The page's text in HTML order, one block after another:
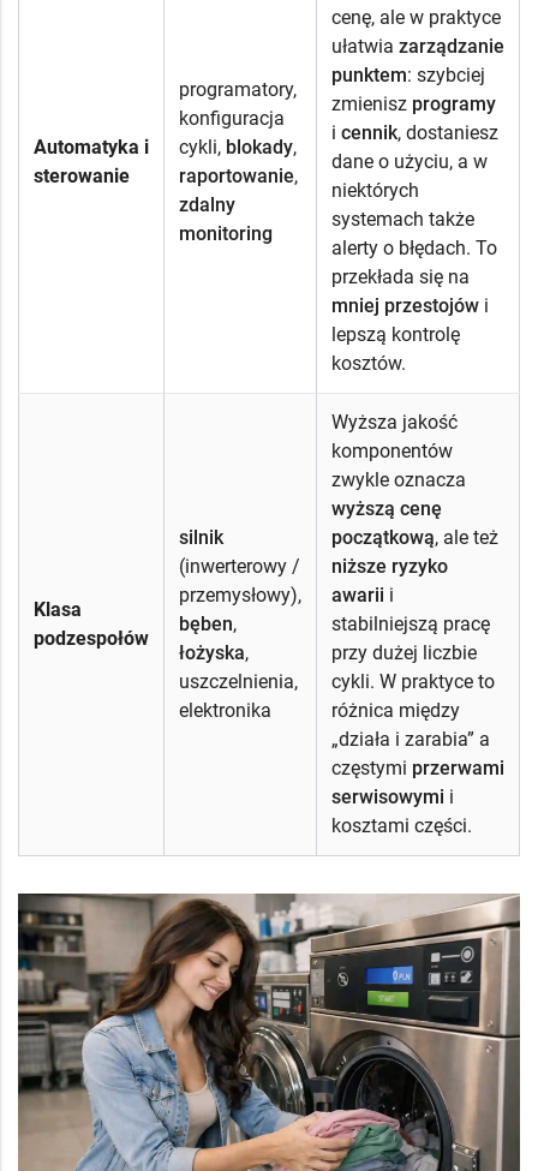
Automatyka i
sterowanie
programatory,
konfiguracja
cykli, blokady,
raportowanie,
zdalny
monitoring
cenę, ale w praktyce
ułatwia zarządzanie
punktem: szybciej
zmienisz programy
i cennik, dostaniesz
dane o użyciu, a w
niektórych
systemach także
alerty o błędach. To
przekłada się na
mniej przestojów i
lepszą kontrolę
kosztów.
Klasa
podzespołów
silnik
(inwerterowy /
przemysłowy),
bęben,
łożyska,
uszczelnienia,
elektronika
Wyższa jakość
komponentów
zwykle oznacza
wyższą cenę
początkową, ale też
niższe ryzyko
awarii i
stabilniejszą pracę
przy dużej liczbie
cykli. W praktyce to
różnica między
„działa i zarabia” a
częstymi przerwami
serwisowymi i
kosztami części.